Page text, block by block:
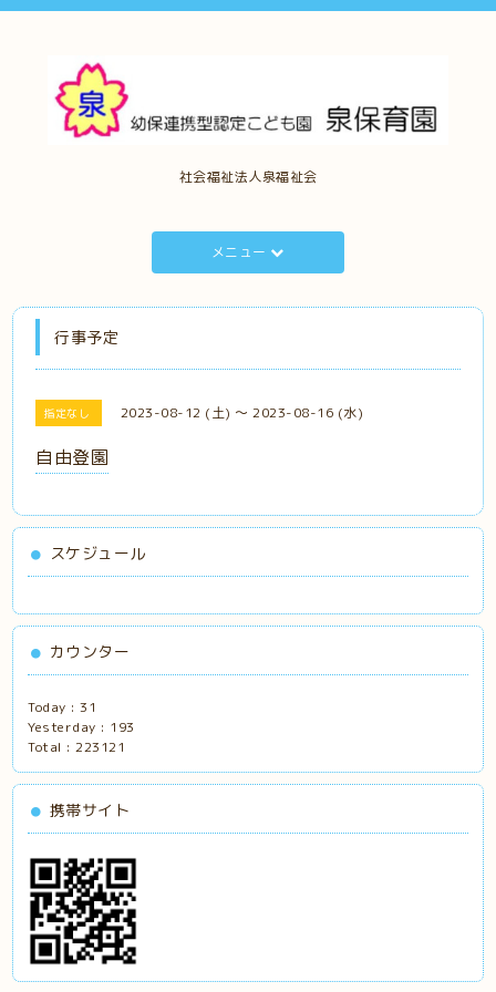
社会福祉法人泉福祉会
メニュー
行事予定
指定なし 2023-08-12 (土) ～ 2023-08-16 (水)
自由登園
スケジュール
カウンター
Today :31
Yesterday : 193
Total :223121
携帯サイト